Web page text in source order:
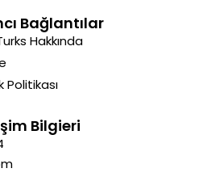
Bağlantılar
Hakkında
Politikası
Bilgieri